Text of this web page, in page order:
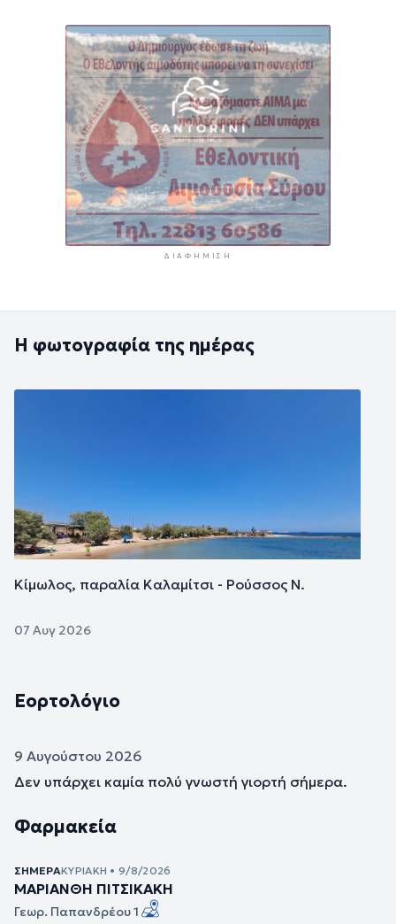
ΔΙΑΦΉΜΙΣΗ
Η φωτογραφία της ημέρας
Κίμωλος, παραλία Καλαμίτσι - Ρούσσος Ν.
07 Αυγ 2026
Εορτολόγιο
9 Αυγούστου 2026
Δεν υπάρχει καμία πολύ γνωστή γιορτή σήμερα.
Φαρμακεία
ΣΉΜΕΡΑΚΥΡΙΑΚΉ • 9/8/2026
ΜΑΡΙΑΝΘΗ ΠΙΤΣΙΚΑΚΗ
Γεωρ. Παπανδρέου 1